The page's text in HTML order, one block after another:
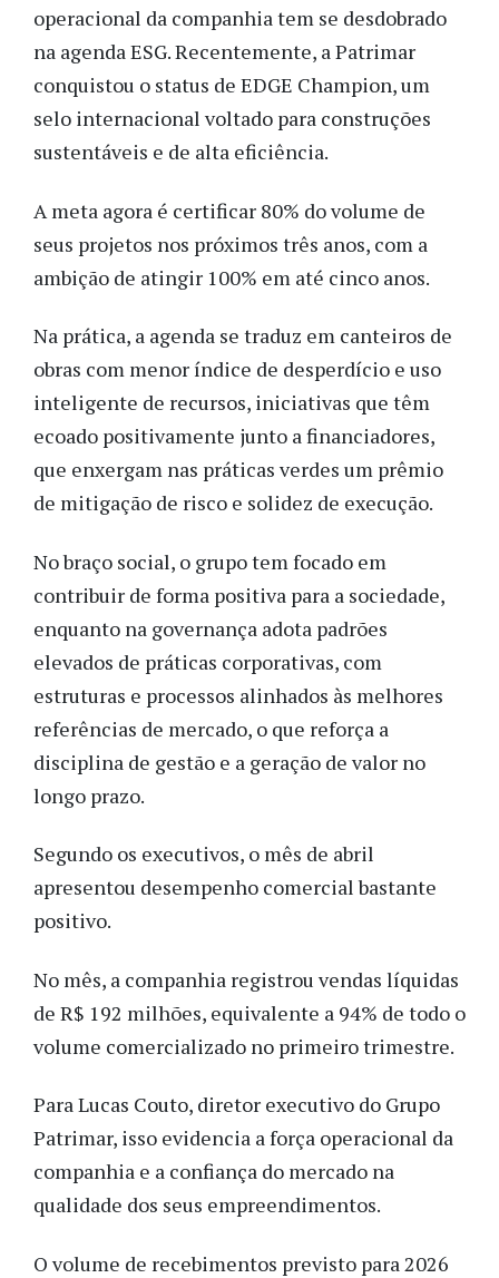
operacional da companhia tem se desdobrado
na agenda ESG. Recentemente, a Patrimar
conquistou o status de EDGE Champion, um
selo internacional voltado para construções
sustentáveis e de alta eficiência.
A meta agora é certificar 80% do volume de
seus projetos nos próximos três anos, com a
ambição de atingir 100% em até cinco anos.
Na prática, a agenda se traduz em canteiros de
obras com menor índice de desperdício e uso
inteligente de recursos, iniciativas que têm
ecoado positivamente junto a financiadores,
que enxergam nas práticas verdes um prêmio
de mitigação de risco e solidez de execução.
No braço social, o grupo tem focado em
contribuir de forma positiva para a sociedade,
enquanto na governança adota padrões
elevados de práticas corporativas, com
estruturas e processos alinhados às melhores
referências de mercado, o que reforça a
disciplina de gestão e a geração de valor no
longo prazo.
Segundo os executivos, o mês de abril
apresentou desempenho comercial bastante
positivo.
No mês, a companhia registrou vendas líquidas
de R$ 192 milhões, equivalente a 94% de todo o
volume comercializado no primeiro trimestre.
Para Lucas Couto, diretor executivo do Grupo
Patrimar, isso evidencia a força operacional da
companhia e a confiança do mercado na
qualidade dos seus empreendimentos.
O volume de recebimentos previsto para 2026